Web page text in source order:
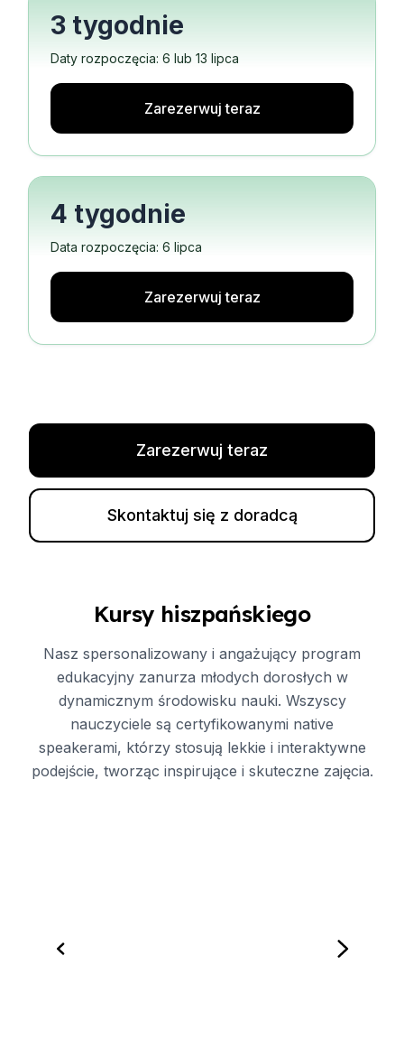
3 tygodnie
Daty rozpoczęcia: 6 lub 13 lipca
Zarezerwuj teraz
4 tygodnie
Data rozpoczęcia: 6 lipca
Zarezerwuj teraz
Zarezerwuj teraz
Skontaktuj się z doradcą
Kursy hiszpańskiego
Nasz spersonalizowany i angażujący program
edukacyjny zanurza młodych dorosłych w
dynamicznym środowisku nauki. Wszyscy
nauczyciele są certyfikowanymi native
speakerami, którzy stosują lekkie i interaktywne
podejście, tworząc inspirujące i skuteczne zajęcia.